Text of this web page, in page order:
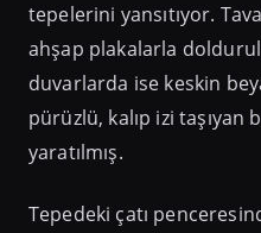
tepelerini yansıtıyor.
ahşap plakalarla
duvarlarda ise keskin
pürüzlü, kalıp izi
yaratılmış.
Tepedeki çatı